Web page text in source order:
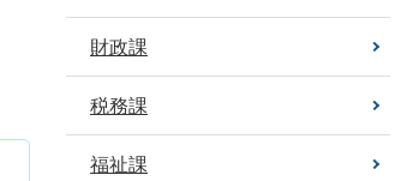
財政課
税務課
福祉課